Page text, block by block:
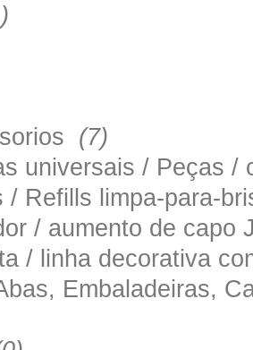
(7)
universais / Peças
/ Refills limpa-para-
/ aumento de
/ linha decorativa
Embaladeiras,